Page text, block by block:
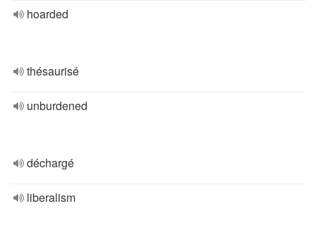
hoarded
thésaurisé
unburdened
déchargé
liberalism